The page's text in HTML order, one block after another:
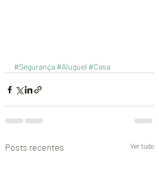
#Segurança #Aluguel #Casa
Posts recentes Ver tudo